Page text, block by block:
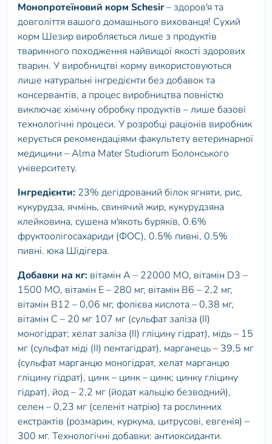
Монопротеїновий корм Schesir– здоров'я та
довголіття вашого домашнього вихованця! Сухий
корм Шезир виробляється лише з продуктів
тваринного походження найвищої якості здорових
тварин. У виробництві корму використовуються
лише натуральні інгредієнти без добавок та
консервантів, а процес виробництва повністю
виключає хімічну обробку продуктів – лише базові
технологічні процеси. У розробці раціонів виробник
керується рекомендаціями факультету ветеринарної
медицини – Alma Mater Studiorum Болонського
університету.
Інгредієнти: 23% дегідрований білок ягняти, рис,
кукурудза, ячмінь, свинячий жир, кукурудзяна
клейковина, сушена м'якоть буряків, 0.6%
фруктоолігосахариди (ФОС), 0.5% пивні, 0.5%
пивні. юка Шідігера.
Добавки на кг: вітамін А – 22000 МО, вітамін D3 –
1500 МО, вітамін Е – 280 мг, вітамін B6 – 2,2 мг,
вітамін В12 – 0,06 мг, фолієва кислота – 0,38 мг,
вітамін С – 20 мг 107 мг (сульфат заліза (II)
моногідрат; хелат заліза (II) гліцину гідрат), мідь – 15
мг (сульфат міді (II) пентагідрат), марганець – 39,5 мг
(сульфат марганцю моногідрат, хелат марганцю
гліцину гідрат), цинк – цинк – цинк; цинку гліцину
гідрат), йод – 2,2 мг (йодат кальцію безводний),
селен – 0,23 мг (селеніт натрію) та рослинних
екстрактів (розмарин, куркума, цитрусові, евгенія) –
300 мг. Технологічні добавки: антиоксиданти.